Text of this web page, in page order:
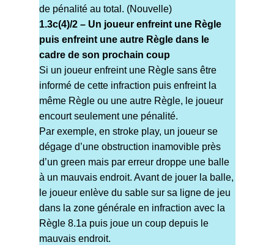
de pénalité au total. (Nouvelle)
1.3c(4)/2 – Un joueur enfreint une Règle
puis enfreint une autre Règle dans le
cadre de son prochain coup
Si un joueur enfreint une Règle sans être
informé de cette infraction puis enfreint la
même Règle ou une autre Règle, le joueur
encourt seulement une pénalité.
Par exemple, en stroke play, un joueur se
dégage d’une obstruction inamovible près
d’un green mais par erreur droppe une balle
à un mauvais endroit. Avant de jouer la balle,
le joueur enlève du sable sur sa ligne de jeu
dans la zone générale en infraction avec la
Règle 8.1a puis joue un coup depuis le
mauvais endroit.